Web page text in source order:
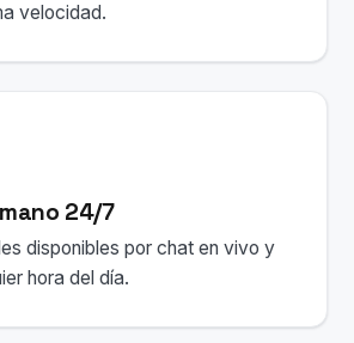
velocidad.
24/7
disponibles por chat en vivo y
hora del día.